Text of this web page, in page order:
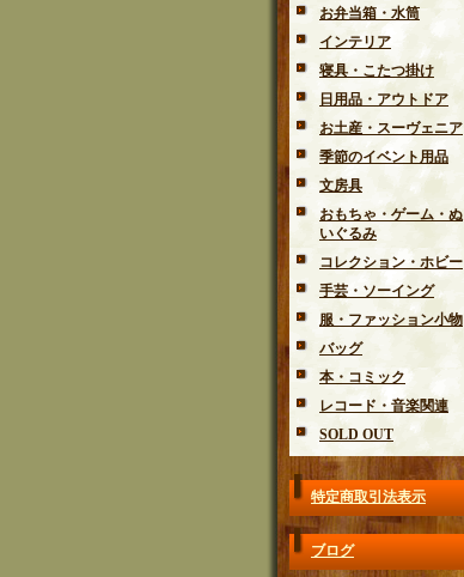
お弁当箱・水筒
インテリア
寝具・こたつ掛け
日用品・アウトドア
お土産・スーヴェニア
季節のイベント用品
文房具
おもちゃ・ゲーム・ぬ
いぐるみ
コレクション・ホビー
手芸・ソーイング
服・ファッション小物
バッグ
本・コミック
レコード・音楽関連
SOLD OUT
特定商取引法表示
ブログ